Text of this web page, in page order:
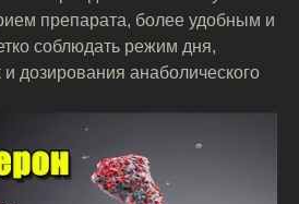
препарата, более удобным и
соблюдать режим дня,
дозирования анаболического